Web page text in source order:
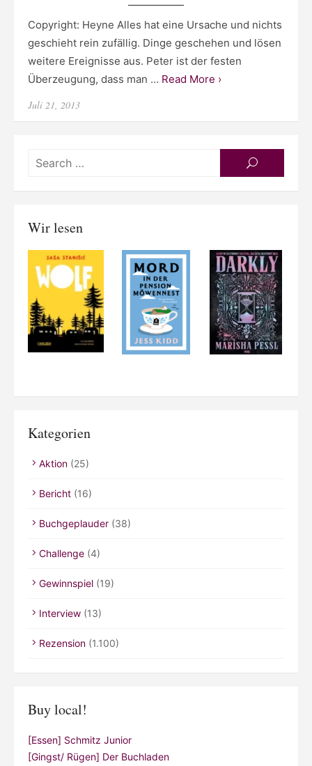
Copyright: Heyne Alles hat eine Ursache und nichts
geschieht rein zufällig. Dinge geschehen und lösen
weitere Ereignisse aus. Peter ist der festen
Überzeugung, dass man … Read More ›
Posted
Juli 21, 2013
SEARCH
Wir lesen
Kategorien
Aktion (25)
Bericht (16)
Buchgeplauder (38)
Challenge (4)
Gewinnspiel (19)
Interview (13)
Rezension (1.100)
Buy local!
[Essen] Schmitz Junior
[Gingst/ Rügen] Der Buchladen